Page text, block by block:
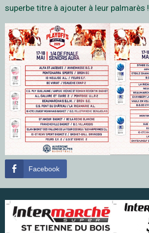
superbe titre à ajouter à leur palmarès !
Facebook